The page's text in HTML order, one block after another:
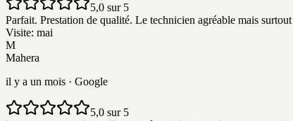
5,0 sur 5
Parfait. Prestation de qualité. Le technicien agréable mais
Visite: mai
M
Mahera
il y a un mois · Google
5,0 sur 5